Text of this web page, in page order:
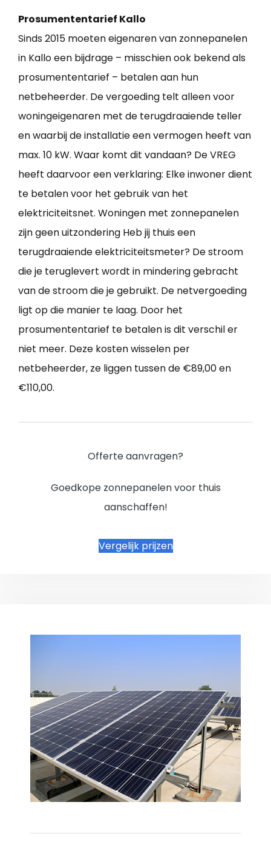
Prosumententarief Kallo
Sinds 2015 moeten eigenaren van zonnepanelen
in Kallo een bijdrage – misschien ook bekend als
prosumententarief – betalen aan hun
netbeheerder. De vergoeding telt alleen voor
woningeigenaren met de terugdraaiende teller
en waarbij de installatie een vermogen heeft van
max. 10 kW. Waar komt dit vandaan? De VREG
heeft daarvoor een verklaring: Elke inwoner dient
te betalen voor het gebruik van het
elektriciteitsnet. Woningen met zonnepanelen
zijn geen uitzondering Heb jij thuis een
terugdraaiende elektriciteitsmeter? De stroom
die je teruglevert wordt in mindering gebracht
van de stroom die je gebruikt. De netvergoeding
ligt op die manier te laag. Door het
prosumententarief te betalen is dit verschil er
niet meer. Deze kosten wisselen per
netbeheerder, ze liggen tussen de €89,00 en
€110,00.
Offerte aanvragen?
Goedkope zonnepanelen voor thuis
aanschaffen!
Vergelijk prijzen